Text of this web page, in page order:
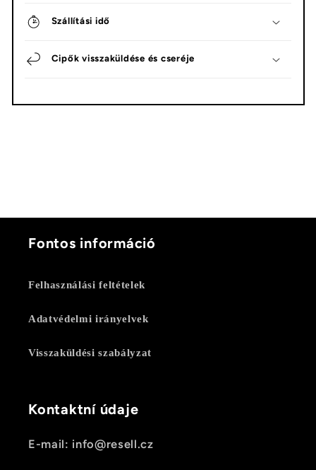
Szállítási idő
Cipők visszaküldése és cseréje
Fontos információ
Felhasználási feltételek
Adatvédelmi irányelvek
Visszaküldési szabályzat
Kontaktní údaje
E-mail: info@resell.cz